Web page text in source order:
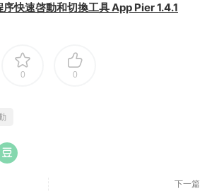
快速啓動和切換工具 App Pier 1.4.1
0 0
下一篇